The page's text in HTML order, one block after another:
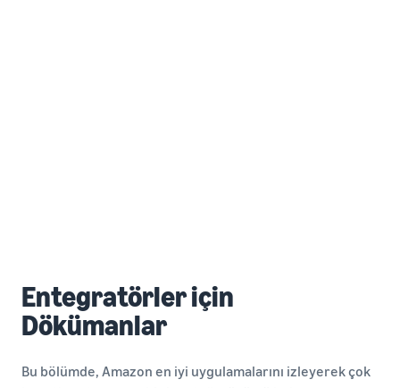
Entegratörler için
Dökümanlar
Bu bölümde, Amazon en iyi uygulamalarını izleyerek çok